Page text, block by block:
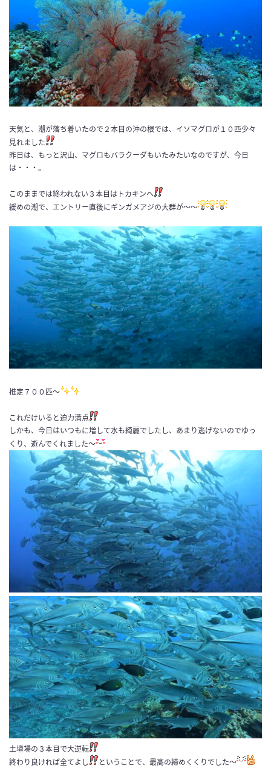
天気と、潮が落ち着いたので２本目の沖の根では、イソマグロが１０匹少々
見れました
昨日は、もっと沢山、マグロもバラクーダもいたみたいなのですが、今日
は・・・。
このままでは終われない３本目はトカキンヘ
緩めの潮で、エントリー直後にギンガメアジの大群が〜〜
推定７００匹〜
これだけいると迫力満点
しかも、今日はいつもに増して水も綺麗でしたし、あまり逃げないのでゆっ
くり、遊んでくれました〜
土壇場の３本目で大逆転
終わり良ければ全てよし
ということで、最高の締めくくりでした〜